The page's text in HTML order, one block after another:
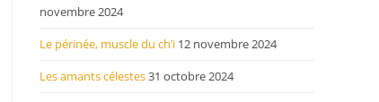
novembre 2024
Le périnée, muscle du ch’i 12 novembre 2024
Les amants célestes31 octobre 2024